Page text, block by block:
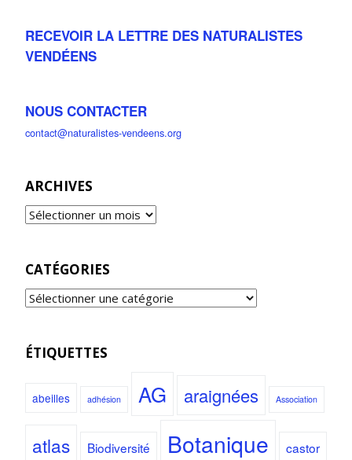
RECEVOIR LA LETTRE DES NATURALISTES
VENDÉENS
NOUS CONTACTER
contact@naturalistes-vendeens.org
ARCHIVES
CATÉGORIES
ÉTIQUETTES
abeilles adhésion AG araignées Association
atlas Biodiversité Botanique castor